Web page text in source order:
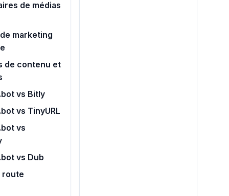
de médias
marketing
de contenu et
vs Bitly
vs TinyURL
vs
vs Dub
route